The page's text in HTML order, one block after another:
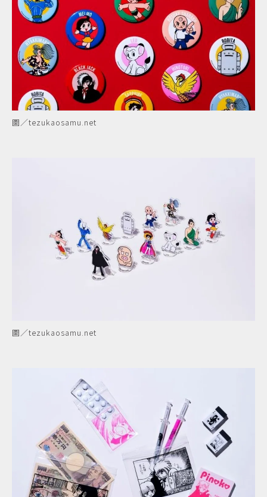
圖／tezukaosamu.net
圖／tezukaosamu.net